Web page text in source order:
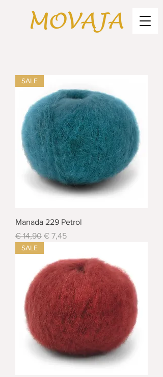
SALE
Manada 229 Petrol
Standardpreis
€ 14,90 Sale-Preis
€ 7,45
SALE